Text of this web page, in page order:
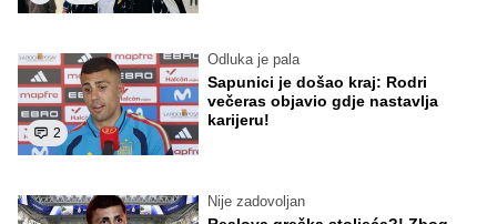
2
Odluka je pala
Sapunici je došao kraj: Rodri
večeras objavio gdje nastavlja
karijeru!
Nije zadovoljan